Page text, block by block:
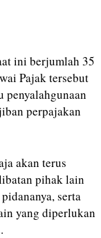
ini berjumlah 35
Pajak tersebut
penyalahgunaan
perpajakan
akan terus
pihak lain
serta
yang diperlukan